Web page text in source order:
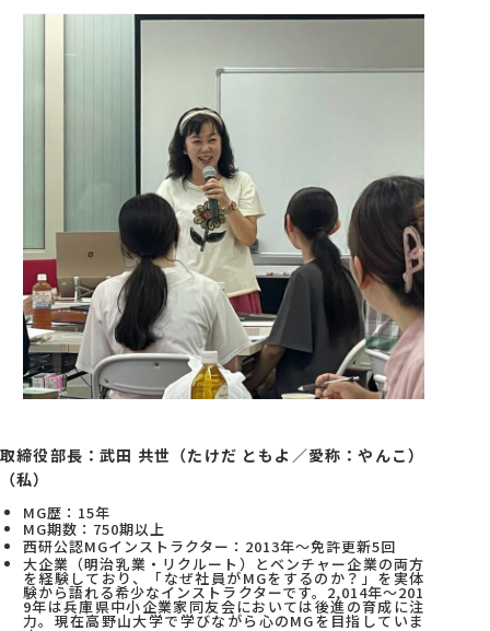
取締役部長：武田 共世（たけだ ともよ／愛称：やんこ）
（私）
MG歴：15年
MG期数：750期以上
西研公認MGインストラクター：2013年～免許更新5回
大企業（明治乳業・リクルート）とベンチャー企業の両方
を経験しており、「なぜ社員がMGをするのか？」を実体
験から語れる希少なインストラクターです。2,014年～201
9年は兵庫県中小企業家同友会においては後進の育成に注
力。現在高野山大学で学びながら心のMGを目指していま